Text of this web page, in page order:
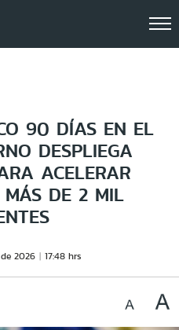
90 DÍAS EN EL
DESPLIEGA
ACELERAR
MÁS DE 2 MIL
2026 17:48 hrs